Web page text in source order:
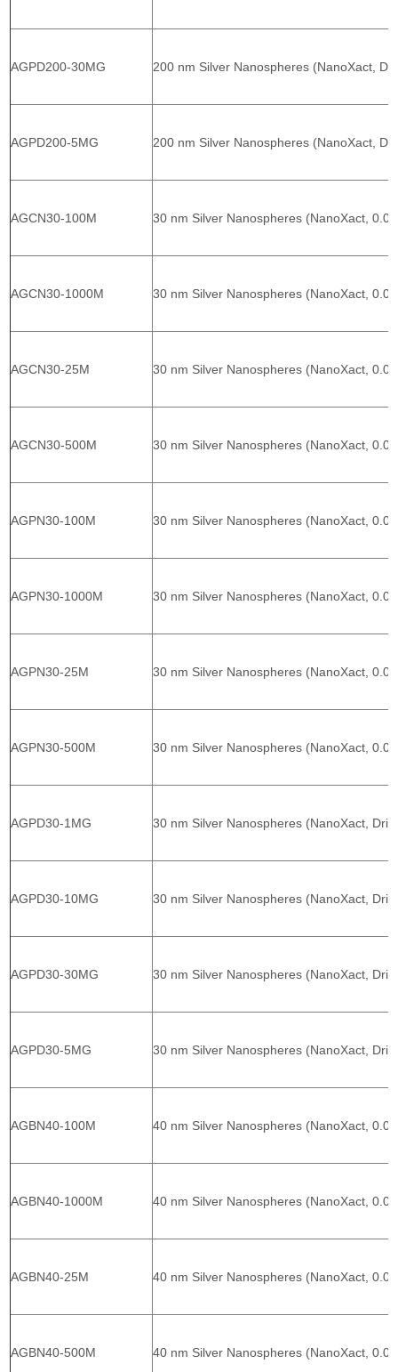
AGPD200-30MG 200 nm Silver Nanospheres (NanoXact,
AGPD200-5MG 200 nm Silver Nanospheres (NanoXact,
AGCN30-100M 30 nm Silver Nanospheres (NanoXact,
AGCN30-1000M 30 nm Silver Nanospheres (NanoXact,
AGCN30-25M 30 nm Silver Nanospheres (NanoXact,
AGCN30-500M 30 nm Silver Nanospheres (NanoXact,
AGPN30-100M 30 nm Silver Nanospheres (NanoXact,
AGPN30-1000M 30 nm Silver Nanospheres (NanoXact,
AGPN30-25M 30 nm Silver Nanospheres (NanoXact,
AGPN30-500M 30 nm Silver Nanospheres (NanoXact,
AGPD30-1MG 30 nm Silver Nanospheres (NanoXact,
AGPD30-10MG 30 nm Silver Nanospheres (NanoXact,
AGPD30-30MG 30 nm Silver Nanospheres (NanoXact,
AGPD30-5MG 30 nm Silver Nanospheres (NanoXact,
AGBN40-100M 40 nm Silver Nanospheres (NanoXact,
AGBN40-1000M 40 nm Silver Nanospheres (NanoXact,
AGBN40-25M 40 nm Silver Nanospheres (NanoXact,
AGBN40-500M 40 nm Silver Nanospheres (NanoXact,